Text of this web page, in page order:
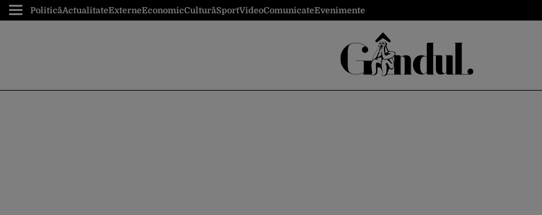
PoliticăActualitateExterneEconomicCulturăSportVideoComunicateEvenimente